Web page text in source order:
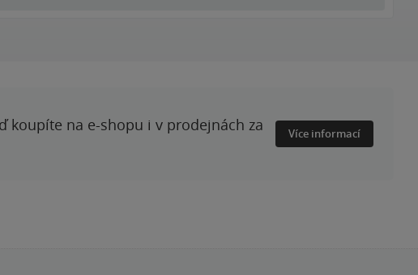
koupíte na e-shopu i v prodejnách za
Více informací